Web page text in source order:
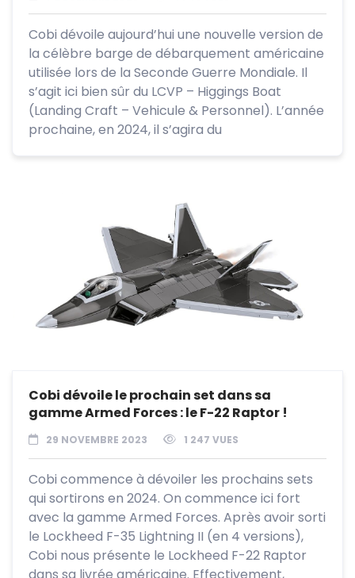
Cobi dévoile aujourd’hui une nouvelle version de
la célèbre barge de débarquement américaine
utilisée lors de la Seconde Guerre Mondiale. Il
s’agit ici bien sûr du LCVP – Higgings Boat
(Landing Craft – Vehicule & Personnel). L’année
prochaine, en 2024, il s’agira du
Cobi dévoile le prochain set dans sa
gamme Armed Forces : le F-22 Raptor !
29 NOVEMBRE 2023 1 247 VUES
Cobi commence à dévoiler les prochains sets
qui sortirons en 2024. On commence ici fort
avec la gamme Armed Forces. Après avoir sorti
le Lockheed F-35 Lightning II (en 4 versions),
Cobi nous présente le Lockheed F-22 Raptor